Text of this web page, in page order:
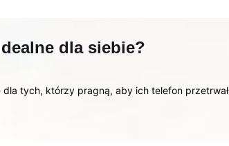
dla siebie?
tych, którzy pragną, aby ich telefon przetrwał